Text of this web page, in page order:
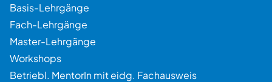
Basis-Lehrgänge
Fach-Lehrgänge
Master-Lehrgänge
Workshops
Betriebl. MentorIn mit eidg. Fachausweis